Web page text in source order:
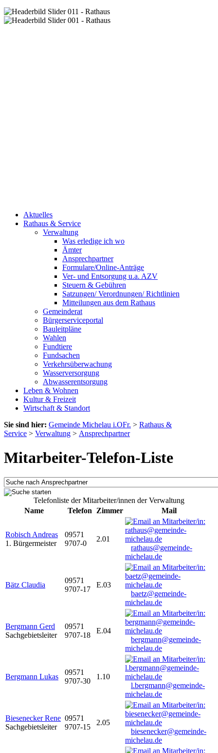
Aktuelles
Rathaus & Service
Verwaltung
Was erledige ich wo
Ämter
Ansprechpartner
Formulare/Online-Anträge
Ver- und Entsorgung u.a. AZV
Steuern & Gebühren
Satzungen/ Verordnungen/ Richtlinien
Mitteilungen aus dem Rathaus
Gemeinderat
Bürgerserviceportal
Bauleitpläne
Wahlen
Fundtiere
Fundsachen
Verkehrsüberwachung
Wasserversorgung
Abwasserentsorgung
Leben & Wohnen
Kultur & Freizeit
Wirtschaft & Standort
Sie sind hier: Gemeinde Michelau i.OFr. > Rathaus &
Service > Verwaltung > Ansprechpartner
Mitarbeiter-Telefon-Liste
Telefonliste der Mitarbeiter/innen der Verwaltung
Name
Telefon Zimmer Mail
Robisch Andreas
1. Bürgermeister
09571
9707-0
2.01
rathaus@gemeinde-
michelau.de
Bätz Claudia
09571
9707-17
E.03
baetz@gemeinde-
michelau.de
Bergmann Gerd
Sachgebietsleiter
09571
9707-18
E.04
bergmann@gemeinde-
michelau.de
Bergmann Lukas
09571
9707-30
1.10
l.bergmann@gemeinde-
michelau.de
Biesenecker Rene
Sachgebietsleiter
09571
9707-15
2.05
biesenecker@gemeinde-
michelau.de